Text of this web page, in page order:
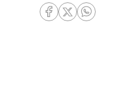
RRSS Facebook
RRSS Twitter
RRSS